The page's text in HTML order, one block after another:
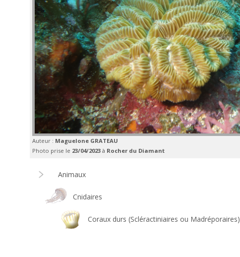
Auteur : Maguelone GRATEAU
Photo prise le 23/04/2023 à Rocher du Diamant
Animaux
Cnidaires
Coraux durs (Scléractiniaires ou Madréporaires)